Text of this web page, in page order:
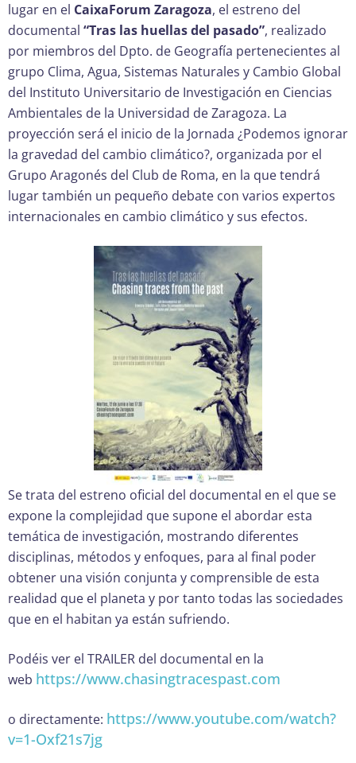
lugar en el CaixaForum Zaragoza, el estreno del
documental “Tras las huellas del pasado”, realizado
por miembros del Dpto. de Geografía pertenecientes al
grupo Clima, Agua, Sistemas Naturales y Cambio Global
del Instituto Universitario de Investigación en Ciencias
Ambientales de la Universidad de Zaragoza. La
proyección será el inicio de la Jornada ¿Podemos ignorar
la gravedad del cambio climático?, organizada por el
Grupo Aragonés del Club de Roma, en la que tendrá
lugar también un pequeño debate con varios expertos
internacionales en cambio climático y sus efectos.
Se trata del estreno oficial del documental en el que se
expone la complejidad que supone el abordar esta
temática de investigación, mostrando diferentes
disciplinas, métodos y enfoques, para al final poder
obtener una visión conjunta y comprensible de esta
realidad que el planeta y por tanto todas las sociedades
que en el habitan ya están sufriendo.
Podéis ver el TRAILER del documental en la
web https://www.chasingtracespast.com
o directamente: https://www.youtube.com/watch?
v=1-Oxf21s7jg